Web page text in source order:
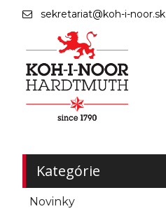
sekretariat@koh-i-noor.sk
Kategórie
Novinky